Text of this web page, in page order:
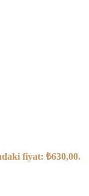
fiyat: ₺630,00.